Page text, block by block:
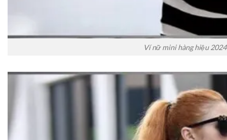
Ví nữ mini hàng hiệu